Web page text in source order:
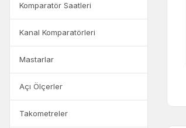
Komparatör Saatleri
Kanal Komparatörleri
Mastarlar
Açı Ölçerler
Takometreler